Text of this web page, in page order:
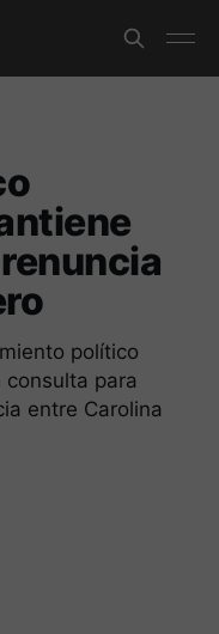
político
para
entre Carolina